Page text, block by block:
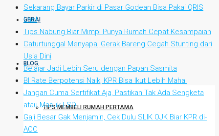
GERAI
BLOG
TIPS MEMBELI RUMAH PERTAMA
Sekarang Bayar Parkir di Pasar Godean Bisa Pakai QRIS
Lho!
Tips Nabung Biar Mimpi Punya Rumah Cepat Kesampaian
Caturtunggal Menyapa, Gerak Bareng Cegah Stunting dari
Usia Dini
Belajar Jadi Lebih Seru dengan Papan Sasmita
BI Rate Berpotensi Naik, KPR Bisa Ikut Lebih Mahal
Jangan Cuma Sertifikat Aja, Pastikan Tak Ada Sengketa
atau Masuk LSD
Gaji Besar Gak Menjamin, Cek Dulu SLIK OJK Biar KPR di-
ACC